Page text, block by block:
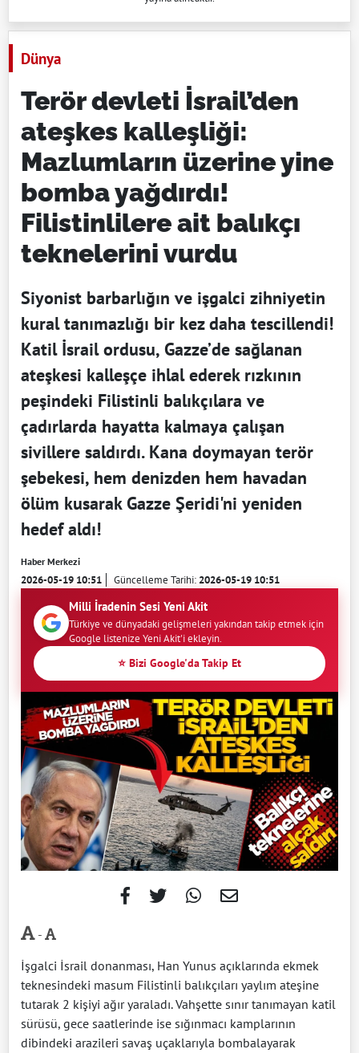
Dünya
Terör devleti İsrail’den
ateşkes kalleşliği:
Mazlumların üzerine yine
bomba yağdırdı!
Filistinlilere ait balıkçı
teknelerini vurdu
Siyonist barbarlığın ve işgalci zihniyetin
kural tanımazlığı bir kez daha tescillendi!
Katil İsrail ordusu, Gazze’de sağlanan
ateşkesi kalleşçe ihlal ederek rızkının
peşindeki Filistinli balıkçılara ve
çadırlarda hayatta kalmaya çalışan
sivillere saldırdı. Kana doymayan terör
şebekesi, hem denizden hem havadan
ölüm kusarak Gazze Şeridi'ni yeniden
hedef aldı!
Haber Merkezi
2026-05-19 10:51 Güncelleme Tarihi:2026-05-19 10:51
Milli İradenin Sesi Yeni Akit
Türkiye ve dünyadaki gelişmeleri yakından takip etmek için
Google listenize Yeni Akit'i ekleyin.
⭐ Bizi Google'da Takip Et
-
İşgalci İsrail donanması, Han Yunus açıklarında ekmek
teknesindeki masum Filistinli balıkçıları yaylım ateşine
tutarak 2 kişiyi ağır yaraladı. Vahşette sınır tanımayan katil
sürüsü, gece saatlerinde ise sığınmacı kamplarının
dibindeki arazileri savaş uçaklarıyla bombalayarak